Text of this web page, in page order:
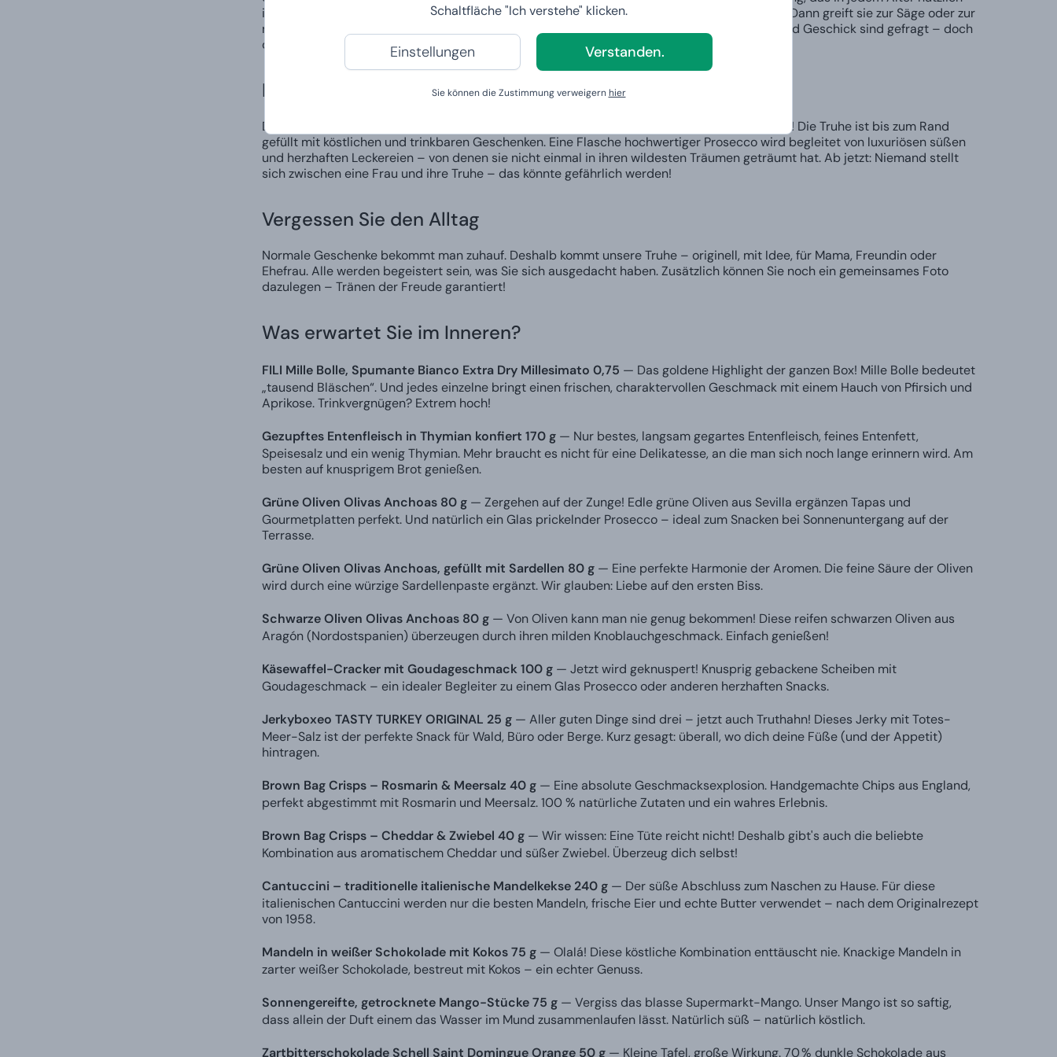
Schaltfläche "Ich verstehe" klicken.
Einstellungen Verstanden.
Sie können die Zustimmung verweigernhier
ist. Das Ergebnis? Ein Code, mit dem sie das Schloss öffnet. Klappt das nicht? Kein Problem! Dann greift sie zur Säge oder zur
rohen Kraft. Oder Sie entscheiden sich für die Truhe mit Schloss und Dietrich-Set. Geduld und Geschick sind gefragt – doch
das Finale verspricht unübertreffliches Vergnügen.
Die wahre Belohnung
Die Schatztruhe ist geöffnet? Dann wartet auf die Beschenkte eine wohlverdiente Belohnung! Die Truhe ist bis zum Rand
gefüllt mit köstlichen und trinkbaren Geschenken. Eine Flasche hochwertiger Prosecco wird begleitet von luxuriösen süßen
und herzhaften Leckereien – von denen sie nicht einmal in ihren wildesten Träumen geträumt hat. Ab jetzt: Niemand stellt
sich zwischen eine Frau und ihre Truhe – das könnte gefährlich werden!
Vergessen Sie den Alltag
Normale Geschenke bekommt man zuhauf. Deshalb kommt unsere Truhe – originell, mit Idee, für Mama, Freundin oder
Ehefrau. Alle werden begeistert sein, was Sie sich ausgedacht haben. Zusätzlich können Sie noch ein gemeinsames Foto
dazulegen – Tränen der Freude garantiert!
Was erwartet Sie im Inneren?
FILI Mille Bolle, Spumante Bianco Extra Dry Millesimato 0,75 — Das goldene Highlight der ganzen Box! Mille Bolle bedeutet
„tausend Bläschen“. Und jedes einzelne bringt einen frischen, charaktervollen Geschmack mit einem Hauch von Pfirsich und
Aprikose. Trinkvergnügen? Extrem hoch!
Gezupftes Entenfleisch in Thymian konfiert 170 g— Nur bestes, langsam gegartes Entenfleisch, feines Entenfett,
Speisesalz und ein wenig Thymian. Mehr braucht es nicht für eine Delikatesse, an die man sich noch lange erinnern wird. Am
besten auf knusprigem Brot genießen.
Grüne Oliven Olivas Anchoas 80 g— Zergehen auf der Zunge! Edle grüne Oliven aus Sevilla ergänzen Tapas und
Gourmetplatten perfekt. Und natürlich ein Glas prickelnder Prosecco – ideal zum Snacken bei Sonnenuntergang auf der
Terrasse.
Grüne Oliven Olivas Anchoas, gefüllt mit Sardellen 80 g— Eine perfekte Harmonie der Aromen. Die feine Säure der Oliven
wird durch eine würzige Sardellenpaste ergänzt. Wir glauben: Liebe auf den ersten Biss.
Schwarze Oliven Olivas Anchoas 80 g— Von Oliven kann man nie genug bekommen! Diese reifen schwarzen Oliven aus
Aragón (Nordostspanien) überzeugen durch ihren milden Knoblauchgeschmack. Einfach genießen!
Käsewaffel-Cracker mit Goudageschmack 100 g— Jetzt wird geknuspert! Knusprig gebackene Scheiben mit
Goudageschmack – ein idealer Begleiter zu einem Glas Prosecco oder anderen herzhaften Snacks.
Jerkyboxeo TASTY TURKEY ORIGINAL 25 g— Aller guten Dinge sind drei – jetzt auch Truthahn! Dieses Jerky mit Totes-
Meer-Salz ist der perfekte Snack für Wald, Büro oder Berge. Kurz gesagt: überall, wo dich deine Füße (und der Appetit)
hintragen.
Brown Bag Crisps – Rosmarin & Meersalz 40 g— Eine absolute Geschmacksexplosion. Handgemachte Chips aus England,
perfekt abgestimmt mit Rosmarin und Meersalz. 100 % natürliche Zutaten und ein wahres Erlebnis.
Brown Bag Crisps – Cheddar & Zwiebel 40 g— Wir wissen: Eine Tüte reicht nicht! Deshalb gibt's auch die beliebte
Kombination aus aromatischem Cheddar und süßer Zwiebel. Überzeug dich selbst!
Cantuccini – traditionelle italienische Mandelkekse 240 g— Der süße Abschluss zum Naschen zu Hause. Für diese
italienischen Cantuccini werden nur die besten Mandeln, frische Eier und echte Butter verwendet – nach dem Originalrezept
von 1958.
Mandeln in weißer Schokolade mit Kokos 75 g— Olalá! Diese köstliche Kombination enttäuscht nie. Knackige Mandeln in
zarter weißer Schokolade, bestreut mit Kokos – ein echter Genuss.
Sonnengereifte, getrocknete Mango-Stücke 75 g— Vergiss das blasse Supermarkt-Mango. Unser Mango ist so saftig,
dass allein der Duft einem das Wasser im Mund zusammenlaufen lässt. Natürlich süß – natürlich köstlich.
Zartbitterschokolade Schell Saint Domingue Orange 50 g— Kleine Tafel, große Wirkung. 70 % dunkle Schokolade aus